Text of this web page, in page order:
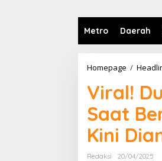
Metro Daerah
Homepage /
Viral!
Saat
Kini
Redaksi
20/04/2025